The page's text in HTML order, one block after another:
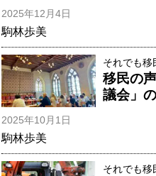
2025年12月4日
駒林歩美
それでも移
移民の
議会」
2025年10月1日
駒林歩美
それでも移